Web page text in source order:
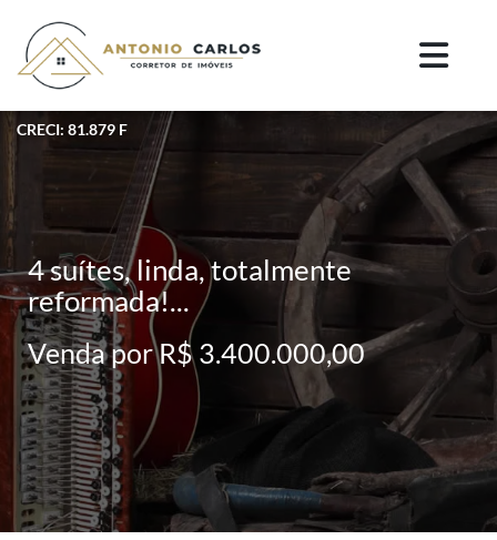
CRECI: 81.879 F
4 suítes, linda, totalmente
reformada!...
Venda por R$ 3.400.000,00